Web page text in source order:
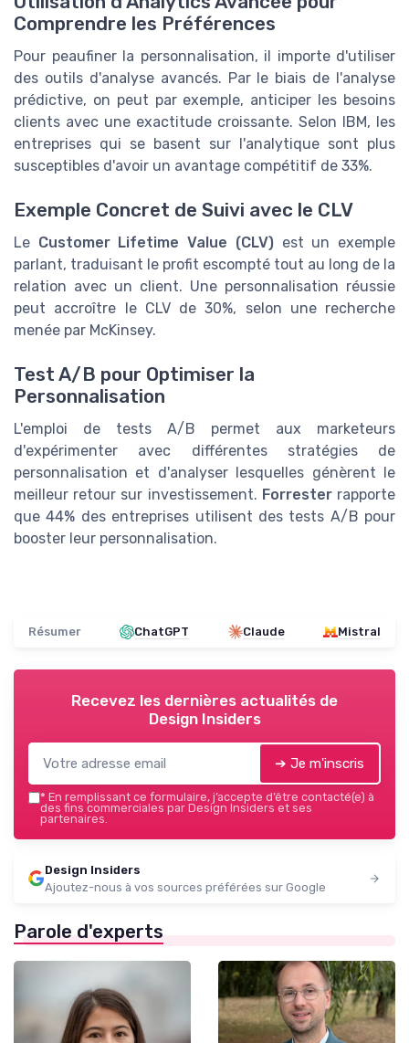
Comprendre les Préférences
Pour peaufiner la personnalisation, il importe d'utiliser
des outils d'analyse avancés. Par le biais de l'analyse
prédictive, on peut par exemple, anticiper les besoins
clients avec une exactitude croissante. Selon IBM, les
entreprises qui se basent sur l'analytique sont plus
susceptibles d'avoir un avantage compétitif de 33%.
Exemple Concret de Suivi avec le CLV
Le Customer Lifetime Value (CLV)est un exemple
parlant, traduisant le profit escompté tout au long de la
relation avec un client. Une personnalisation réussie
peut accroître le CLV de 30%, selon une recherche
menée par McKinsey.
Test A/B pour Optimiser la
Personnalisation
L'emploi de tests A/B permet aux marketeurs
d'expérimenter avec différentes stratégies de
personnalisation et d'analyser lesquelles génèrent le
meilleur retour sur investissement. Forresterrapporte
que 44% des entreprises utilisent des tests A/B pour
booster leur personnalisation.
Résumer ChatGPT Claude Mistral
Recevez les dernières actualités de
Design Insiders
➔ Je m'inscris
* En remplissant ce formulaire, j’accepte d’être contacté(e) à
des fins commerciales par Design Insiders et ses
partenaires.
Design Insiders
Ajoutez-nous à vos sources préférées sur Google
Parole d'experts